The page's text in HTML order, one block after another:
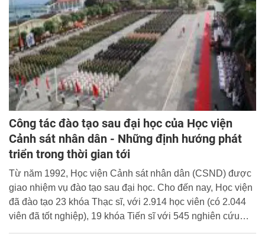
Công tác đào tạo sau đại học của Học viện
Cảnh sát nhân dân - Những định hướng phát
triển trong thời gian tới
Từ năm 1992, Học viện Cảnh sát nhân dân (CSND) được
giao nhiệm vụ đào tạo sau đại học. Cho đến nay, Học viện
đã đào tạo 23 khóa Thạc sĩ, với 2.914 học viên (có 2.044
viên đã tốt nghiệp), 19 khóa Tiến sĩ với 545 nghiên cứu